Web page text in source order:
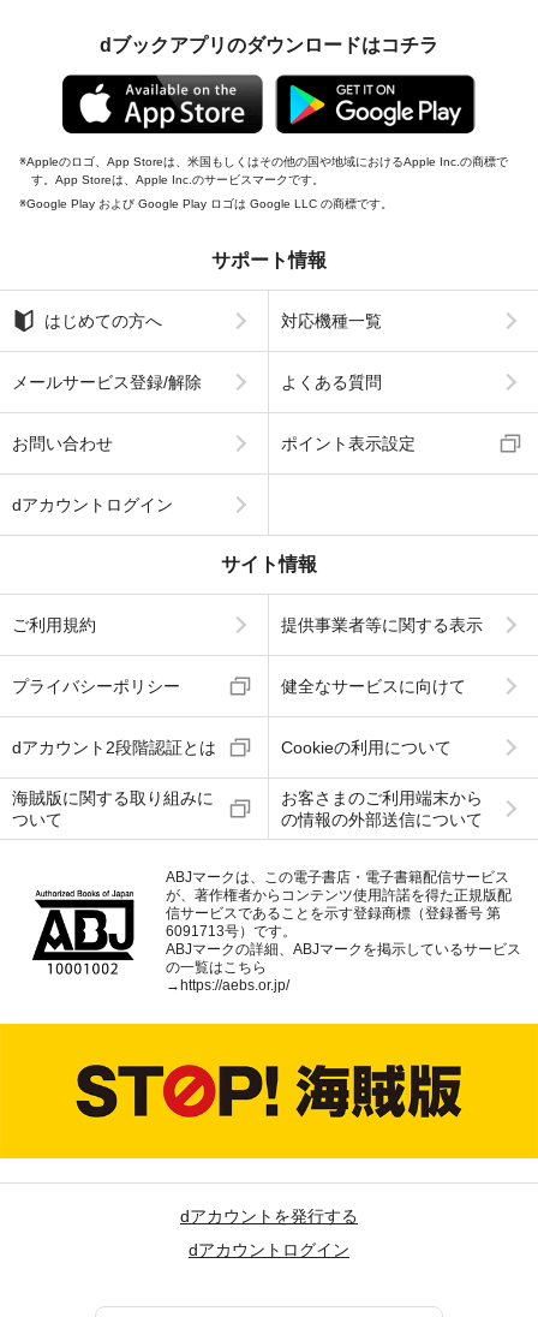
dブックアプリのダウンロードはコチラ
Appleのロゴ、App Storeは、米国もしくはその他の国や地域におけるApple Inc.の商標で
す。App Storeは、Apple Inc.のサービスマークです。
Google Play および Google Play ロゴは Google LLC の商標です。
サポート情報
はじめての方へ 対応機種一覧
メールサービス登録/解除 よくある質問
お問い合わせ ポイント表示設定
dアカウントログイン
サイト情報
ご利用規約 提供事業者等に関する表示
プライバシーポリシー 健全なサービスに向けて
dアカウント2段階認証とは Cookieの利用について
海賊版に関する取り組みに
ついて
お客さまのご利用端末から
の情報の外部送信について
ABJマークは、この電子書店・電子書籍配信サービス
が、著作権者からコンテンツ使用許諾を得た正規版配
信サービスであることを示す登録商標（登録番号 第
6091713号）です。
ABJマークの詳細、ABJマークを掲示しているサービス
の一覧はこちら
→ https://aebs.or.jp/
dアカウントを発行する
dアカウントログイン